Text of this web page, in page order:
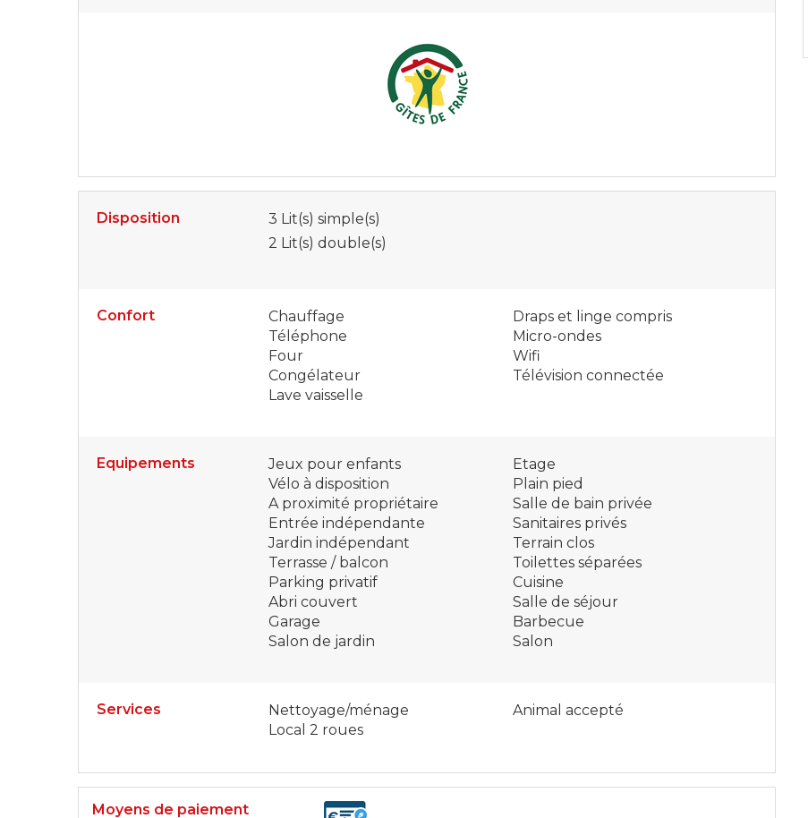
Disposition 3 Lit(s) simple(s)
2 Lit(s) double(s)
Confort
Chauffage
Téléphone
Four
Congélateur
Lave vaisselle
Draps et linge compris
Micro-ondes
Wifi
Télévision connectée
Equipements
Jeux pour enfants
Vélo à disposition
A proximité propriétaire
Entrée indépendante
Jardin indépendant
Terrasse / balcon
Parking privatif
Abri couvert
Garage
Salon de jardin
Etage
Plain pied
Salle de bain privée
Sanitaires privés
Terrain clos
Toilettes séparées
Cuisine
Salle de séjour
Barbecue
Salon
Services
Nettoyage/ménage
Local 2 roues
Animal accepté
Moyens de paiement